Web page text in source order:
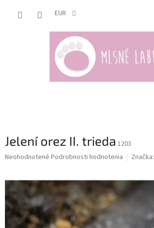
EUR
Jelení orez II. trieda 1203
Priemerné
0,0
z
5
hviezdičiek.
Neohodnotené Podrobnosti hodnotenia Značka: